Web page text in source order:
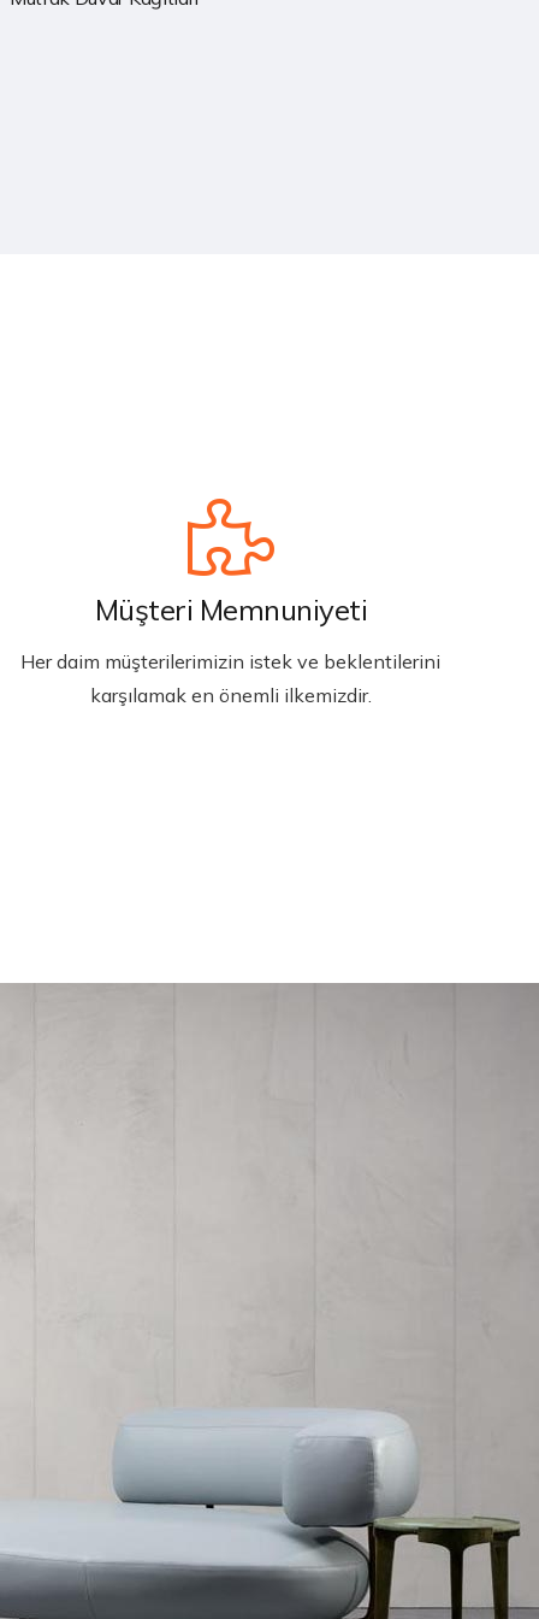
Müşteri Memnuniyeti
Her daim müşterilerimizin istek ve beklentilerini
karşılamak en önemli ilkemizdir.